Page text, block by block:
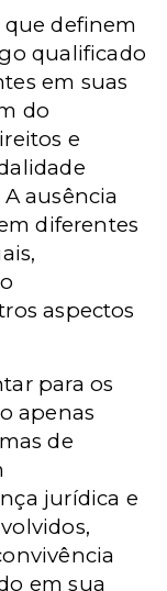
definem
qualificado
em suas
do
e
ausência
diferentes
aspectos
para os
apenas
de
jurídica e
em sua